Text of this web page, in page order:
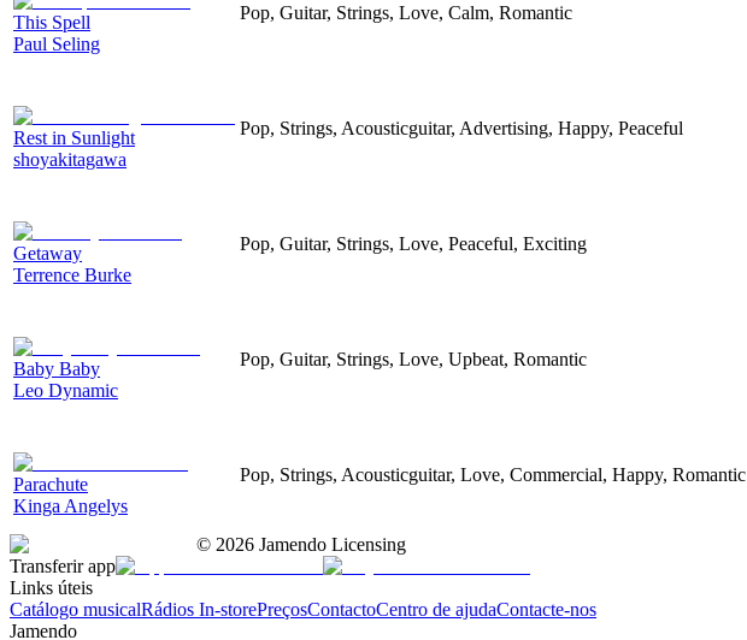
This Spell
Paul Seling
Pop, Guitar, Strings, Love, Calm, Romantic
Rest in Sunlight
shoyakitagawa
Pop, Strings, Acousticguitar, Advertising, Happy, Peaceful
Getaway
Terrence Burke
Pop, Guitar, Strings, Love, Peaceful, Exciting
Baby Baby
Leo Dynamic
Pop, Guitar, Strings, Love, Upbeat, Romantic
Parachute
Kinga Angelys
Pop, Strings, Acousticguitar, Love, Commercial, Happy, Romantic
© 2026 Jamendo Licensing
Transferir app
Links úteis
Catálogo musicalRádios In-storePreçosContactoCentro de ajudaContacte-nos
Jamendo